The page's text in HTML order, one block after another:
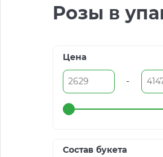
Розы в
Цена
-
Состав букета